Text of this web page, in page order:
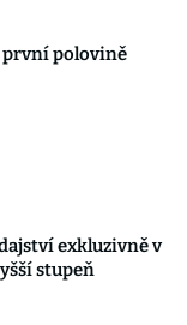
první polovině
exkluzivně v
stupeň